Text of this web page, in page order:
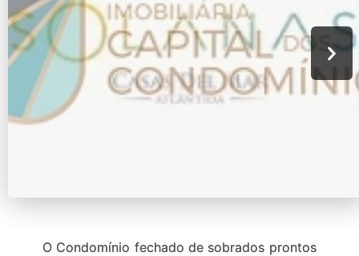
O Condomínio fechado de sobrados prontos